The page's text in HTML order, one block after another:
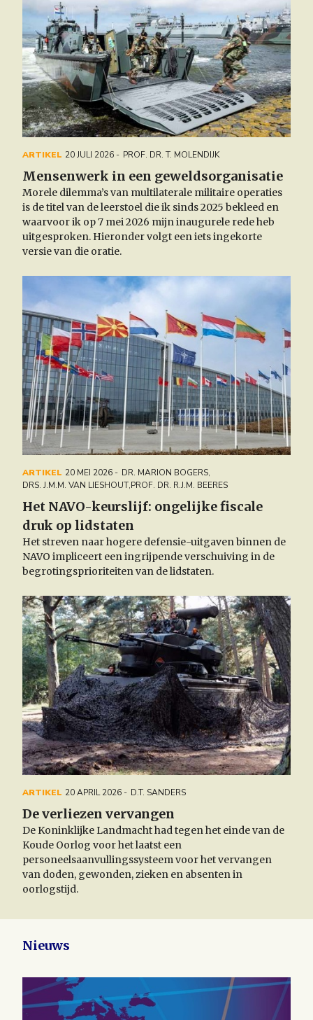
ARTIKEL 20 JULI 2026 PROF. DR. T. MOLENDIJK
Mensenwerk in een geweldsorganisatie
Morele dilemma’s van multilaterale militaire operaties
is de titel van de leerstoel die ik sinds 2025 bekleed en
waarvoor ik op 7 mei 2026 mijn inaugurele rede heb
uitgesproken. Hieronder volgt een iets ingekorte
versie van die oratie.
ARTIKEL 20 MEI 2026 DR. MARION BOGERS,
DRS. J.M.M. VAN LIESHOUT,PROF. DR. R.J.M. BEERES
Het NAVO-keurslijf: ongelijke fiscale
druk op lidstaten
Het streven naar hogere defensie-uitgaven binnen de
NAVO impliceert een ingrijpende verschuiving in de
begrotingsprioriteiten van de lidstaten.
ARTIKEL 20 APRIL 2026 D.T. SANDERS
De verliezen vervangen
De Koninklijke Landmacht had tegen het einde van de
Koude Oorlog voor het laatst een
personeelsaanvullingssysteem voor het vervangen
van doden, gewonden, zieken en absenten in
oorlogstijd.
Nieuws